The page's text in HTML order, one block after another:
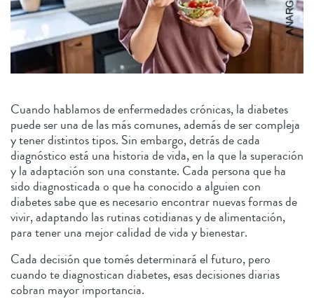
Cuando hablamos de enfermedades crónicas, la diabetes
puede ser una de las más comunes, además de ser compleja
y tener distintos tipos. Sin embargo, detrás de cada
diagnóstico está una historia de vida, en la que la superación
y la adaptación son una constante. Cada persona que ha
sido diagnosticada o que ha conocido a alguien con
diabetes sabe que es necesario encontrar nuevas formas de
vivir, adaptando las rutinas cotidianas y de alimentación,
para tener una mejor calidad de vida y bienestar.
Cada decisión que tomés determinará el futuro, pero
cuando te diagnostican diabetes, esas decisiones diarias
cobran mayor importancia.